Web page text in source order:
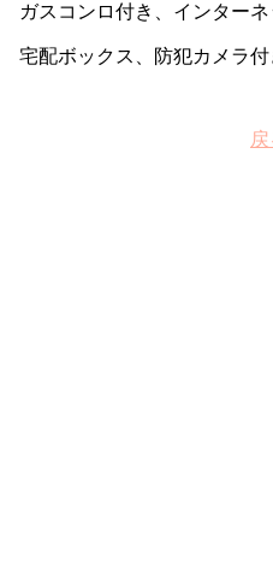
ガスコンロ付き、インターネ
宅配ボックス、防犯カメラ付
戻